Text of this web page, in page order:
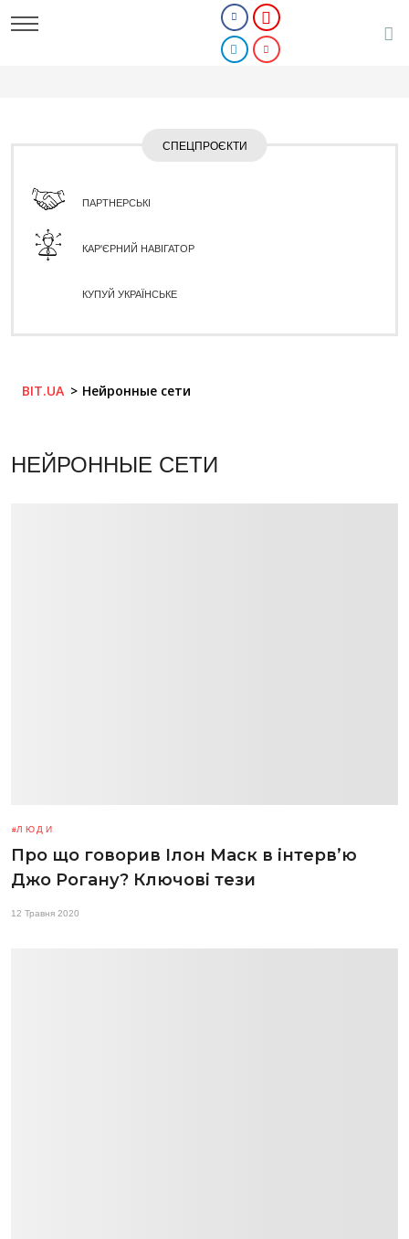
СПЕЦПРОЄКТИ
ПАРТНЕРСЬКІ
КАР'ЄРНИЙ НАВІГАТОР
КУПУЙ УКРАЇНСЬКЕ
BIT.UA Нейронные сети
НЕЙРОННЫЕ СЕТИ
ЛЮДИ
Про що говорив Ілон Маск в інтерв’ю
Джо Рогану? Ключові тези
12 Травня 2020